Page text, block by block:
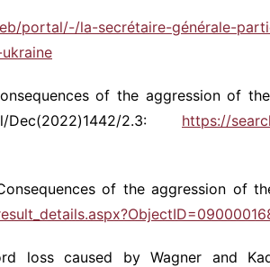
portal/-/la-secrétaire-générale-
of the aggression of
2.3: https://
of the aggression of
loss caused by Wagner and